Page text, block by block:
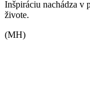
Inšpiráciu nachádza v
živote.
(MH)